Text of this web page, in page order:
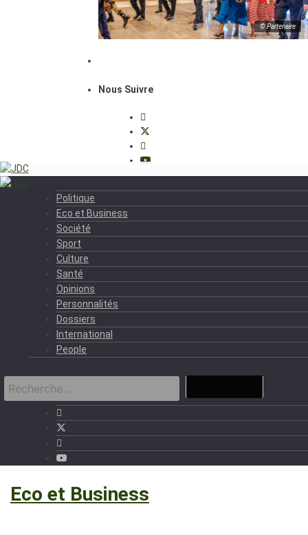
© Partenaire
Nous Suivre
Politique
Eco et Business
Société
Sport
Culture
Santé
Opinions
Personnalités
Dossiers
International
People
Eco et Business